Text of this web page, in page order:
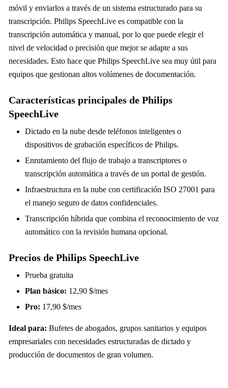
móvil y enviarlos a través de un sistema estructurado para su
transcripción. Philips SpeechLive es compatible con la
transcripción automática y manual, por lo que puede elegir el
nivel de velocidad o precisión que mejor se adapte a sus
necesidades. Esto hace que Philips SpeechLive sea muy útil para
equipos que gestionan altos volúmenes de documentación.
Características principales de Philips
SpeechLive
Dictado en la nube desde teléfonos inteligentes o
dispositivos de grabación específicos de Philips.
Enrutamiento del flujo de trabajo a transcriptores o
transcripción automática a través de un portal de gestión.
Infraestructura en la nube con certificación ISO 27001 para
el manejo seguro de datos confidenciales.
Transcripción híbrida que combina el reconocimiento de voz
automático con la revisión humana opcional.
Precios de Philips SpeechLive
Prueba gratuita
Plan básico: 12,90 $/mes
Pro: 17,90 $/mes
Ideal para: Bufetes de abogados, grupos sanitarios y equipos
empresariales con necesidades estructuradas de dictado y
producción de documentos de gran volumen.